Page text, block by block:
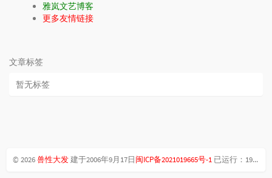
雅岚文艺博客
更多友情链接
文章标签
暂无标签
© 2026兽性大发建于2006年9月17日闽ICP备2021019665号-1 已运行： 19年324天22时38分40秒